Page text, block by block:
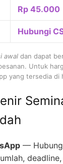
Rp 45.000
Hubungi
awal dan dapat
Untuk
yang tersedia di
—